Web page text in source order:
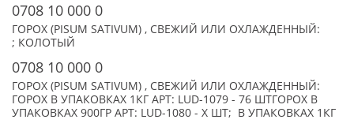
0708 10 000 0
ГОРОХ (PISUM SATIVUM) , СВЕЖИЙ ИЛИ ОХЛАЖДЕННЫЙ:
; КОЛОТЫЙ
0708 10 000 0
ГОРОХ (PISUM SATIVUM) , СВЕЖИЙ ИЛИ ОХЛАЖДЕННЫЙ:
ГОРОХ В УПАКОВКАХ 1КГ АРТ: LUD-1079 - 76 ШТГОРОХ В
УПАКОВКАХ 900ГР АРТ: LUD-1080 - X ШТ; В УПАКОВКАХ 1КГ